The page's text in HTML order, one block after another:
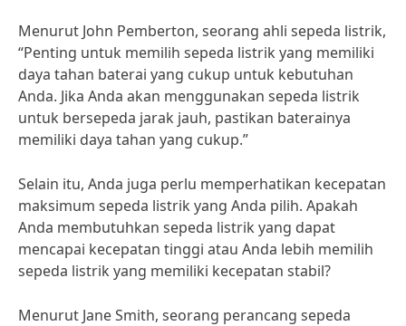
Menurut John Pemberton, seorang ahli sepeda listrik,
“Penting untuk memilih sepeda listrik yang memiliki
daya tahan baterai yang cukup untuk kebutuhan
Anda. Jika Anda akan menggunakan sepeda listrik
untuk bersepeda jarak jauh, pastikan baterainya
memiliki daya tahan yang cukup.”
Selain itu, Anda juga perlu memperhatikan kecepatan
maksimum sepeda listrik yang Anda pilih. Apakah
Anda membutuhkan sepeda listrik yang dapat
mencapai kecepatan tinggi atau Anda lebih memilih
sepeda listrik yang memiliki kecepatan stabil?
Menurut Jane Smith, seorang perancang sepeda